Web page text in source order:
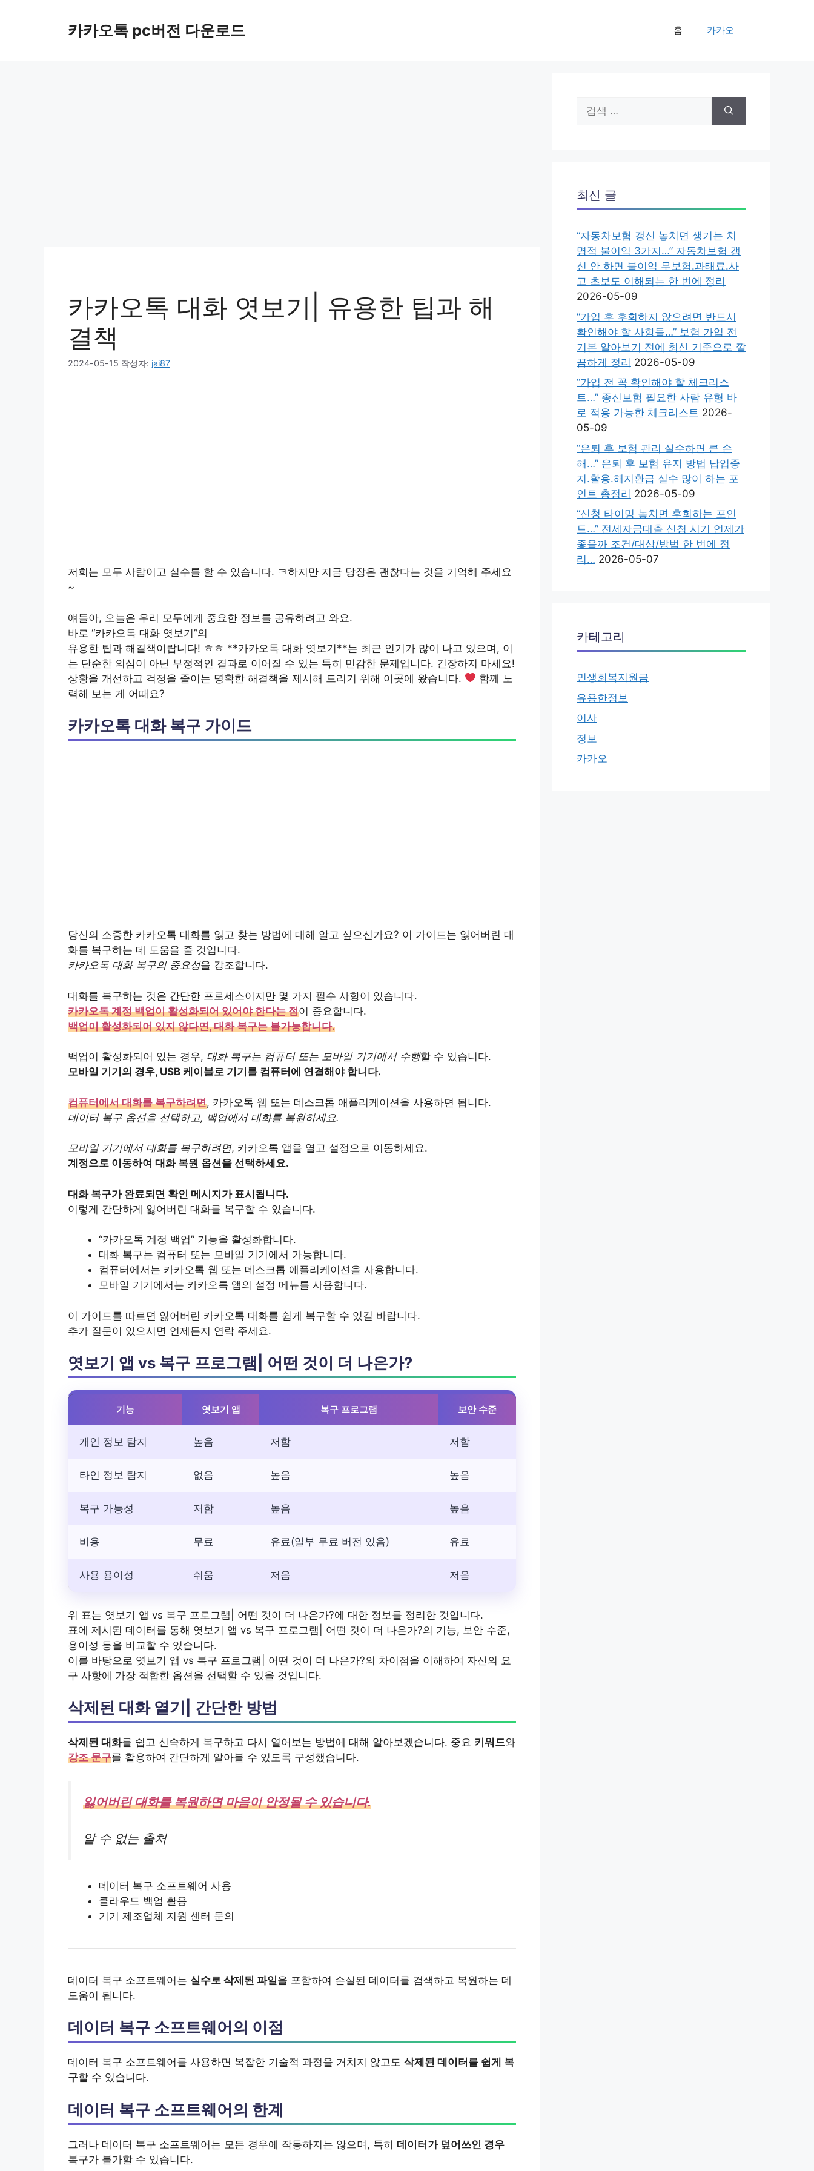
카카오톡 pc버전 다운로드 홈 카카오
카카오톡 대화 엿보기| 유용한 팁과 해
결책
2024-05-15 작성자: jai87
저희는 모두 사람이고 실수를 할 수 있습니다. ㅋ하지만 지금 당장은 괜찮다는 것을 기억해 주세요
~
얘들아, 오늘은 우리 모두에게 중요한 정보를 공유하려고 와요.
바로 “카카오톡 대화 엿보기”의
유용한 팁과 해결책이랍니다! ㅎㅎ **카카오톡 대화 엿보기**는 최근 인기가 많이 나고 있으며, 이
는 단순한 의심이 아닌 부정적인 결과로 이어질 수 있는 특히 민감한 문제입니다. 긴장하지 마세요!
상황을 개선하고 걱정을 줄이는 명확한 해결책을 제시해 드리기 위해 이곳에 왔습니다.
함께 노
력해 보는 게 어때요?
카카오톡 대화 복구 가이드
당신의 소중한 카카오톡 대화를 잃고 찾는 방법에 대해 알고 싶으신가요? 이 가이드는 잃어버린 대
화를 복구하는 데 도움을 줄 것입니다.
카카오톡 대화 복구의 중요성을 강조합니다.
대화를 복구하는 것은 간단한 프로세스이지만 몇 가지 필수 사항이 있습니다.
카카오톡 계정 백업이 활성화되어 있어야 한다는 점이 중요합니다.
백업이 활성화되어 있지 않다면, 대화 복구는 불가능합니다.
백업이 활성화되어 있는 경우, 대화 복구는 컴퓨터 또는 모바일 기기에서 수행할 수 있습니다.
모바일 기기의 경우, USB 케이블로 기기를 컴퓨터에 연결해야 합니다.
컴퓨터에서 대화를 복구하려면, 카카오톡 웹 또는 데스크톱 애플리케이션을 사용하면 됩니다.
데이터 복구 옵션을 선택하고, 백업에서 대화를 복원하세요.
모바일 기기에서 대화를 복구하려면, 카카오톡 앱을 열고 설정으로 이동하세요.
계정으로 이동하여 대화 복원 옵션을 선택하세요.
대화 복구가 완료되면 확인 메시지가 표시됩니다.
이렇게 간단하게 잃어버린 대화를 복구할 수 있습니다.
“카카오톡 계정 백업” 기능을 활성화합니다.
대화 복구는 컴퓨터 또는 모바일 기기에서 가능합니다.
컴퓨터에서는 카카오톡 웹 또는 데스크톱 애플리케이션을 사용합니다.
모바일 기기에서는 카카오톡 앱의 설정 메뉴를 사용합니다.
이 가이드를 따르면 잃어버린 카카오톡 대화를 쉽게 복구할 수 있길 바랍니다.
추가 질문이 있으시면 언제든지 연락 주세요.
엿보기 앱 vs 복구 프로그램| 어떤 것이 더 나은가?
기능 엿보기 앱 복구 프로그램 보안 수준
개인 정보 탐지 높음 저함 저함
타인 정보 탐지 없음 높음 높음
복구 가능성 저함 높음 높음
비용 무료 유료(일부 무료 버전 있음) 유료
사용 용이성 쉬움 저음 저음
위 표는 엿보기 앱 vs 복구 프로그램| 어떤 것이 더 나은가?에 대한 정보를 정리한 것입니다.
표에 제시된 데이터를 통해 엿보기 앱 vs 복구 프로그램| 어떤 것이 더 나은가?의 기능, 보안 수준,
용이성 등을 비교할 수 있습니다.
이를 바탕으로 엿보기 앱 vs 복구 프로그램| 어떤 것이 더 나은가?의 차이점을 이해하여 자신의 요
구 사항에 가장 적합한 옵션을 선택할 수 있을 것입니다.
삭제된 대화 열기| 간단한 방법
삭제된 대화를 쉽고 신속하게 복구하고 다시 열어보는 방법에 대해 알아보겠습니다. 중요 키워드와
강조 문구를 활용하여 간단하게 알아볼 수 있도록 구성했습니다.
잃어버린 대화를 복원하면 마음이 안정될 수 있습니다.
알 수 없는 출처
데이터 복구 소프트웨어 사용
클라우드 백업 활용
기기 제조업체 지원 센터 문의
데이터 복구 소프트웨어는 실수로 삭제된 파일을 포함하여 손실된 데이터를 검색하고 복원하는 데
도움이 됩니다.
데이터 복구 소프트웨어의 이점
데이터 복구 소프트웨어를 사용하면 복잡한 기술적 과정을 거치지 않고도 삭제된 데이터를 쉽게 복
구할 수 있습니다.
데이터 복구 소프트웨어의 한계
그러나 데이터 복구 소프트웨어는 모든 경우에 작동하지는 않으며, 특히 데이터가 덮어쓰인 경우
복구가 불가할 수 있습니다.
색:
최신 글
“자동차보험 갱신 놓치면 생기는 치
명적 불이익 3가지…” 자동차보험 갱
신 안 하면 불이익 무보험.과태료.사
고 초보도 이해되는 한 번에 정리
2026-05-09
“가입 후 후회하지 않으려면 반드시
확인해야 할 사항들…” 보험 가입 전
기본 알아보기 전에 최신 기준으로 깔
끔하게 정리 2026-05-09
“가입 전 꼭 확인해야 할 체크리스
트…” 종신보험 필요한 사람 유형 바
로 적용 가능한 체크리스트 2026-
05-09
“은퇴 후 보험 관리 실수하면 큰 손
해…” 은퇴 후 보험 유지 방법 납입중
지.활용.해지환급 실수 많이 하는 포
인트 총정리 2026-05-09
“신청 타이밍 놓치면 후회하는 포인
트…” 전세자금대출 신청 시기 언제가
좋을까 조건/대상/방법 한 번에 정
리… 2026-05-07
카테고리
민생회복지원금
유용한정보
이사
정보
카카오